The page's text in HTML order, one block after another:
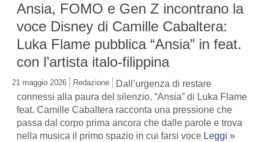
Ansia, FOMO e Gen Z incontrano la
voce Disney di Camille Cabaltera:
Luka Flame pubblica “Ansia” in feat.
con l’artista italo-filippina
21 maggio 2026 Redazione
Dall’urgenza di restare
connessi alla paura del silenzio, “Ansia” di Luka Flame
feat. Camille Cabaltera racconta una pressione che
passa dal corpo prima ancora che dalle parole e trova
nella musica il primo spazio in cui farsi voce Leggi »